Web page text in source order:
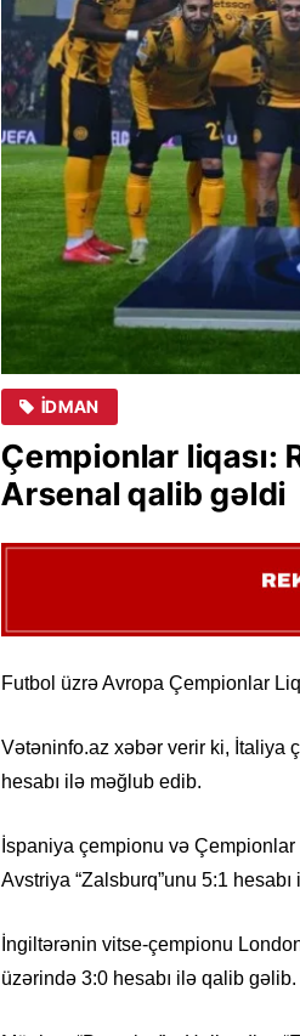
İDMAN
Çempionlar liqası:
Arsenal qalib gəldi
Futbol üzrə Avropa Çempionlar
Vətəninfo.az xəbər verir ki, İtaliya
hesabı ilə məğlub edib.
İspaniya çempionu və Çempionlar
Avstriya “Zalsburq”unu 5:1
İngiltərənin vitse-çempionu
üzərində 3:0 hesabı ilə qalib gəlib.